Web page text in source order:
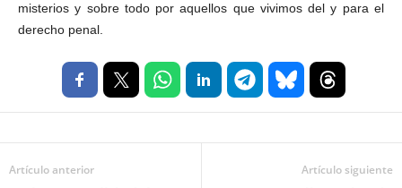
misterios y sobre todo por aquellos que vivimos del y para el
derecho penal.
Artículo anterior Artículo siguiente